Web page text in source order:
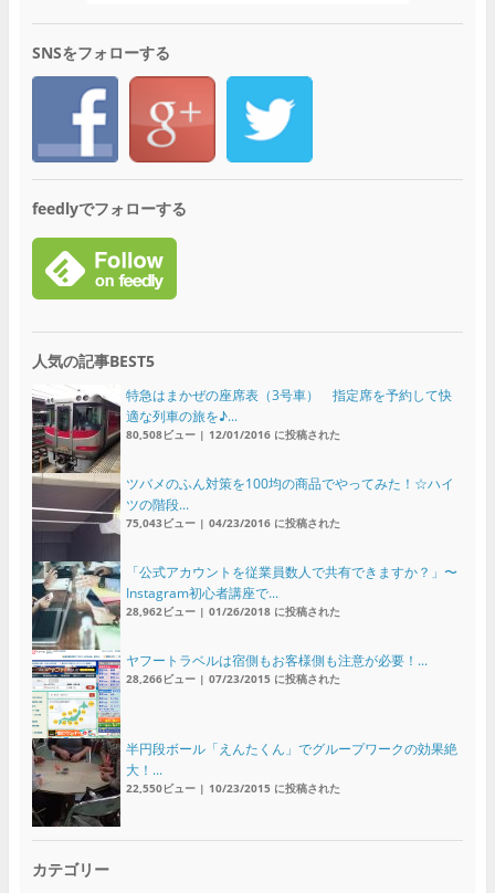
SNSをフォローする
feedlyでフォローする
人気の記事BEST5
特急はまかぜの座席表（3号車） 指定席を予約して快
適な列車の旅を♪...
80,508ビュー| 12/01/2016 に投稿された
ツバメのふん対策を100均の商品でやってみた！☆ハイ
ツの階段...
75,043ビュー| 04/23/2016 に投稿された
「公式アカウントを従業員数人で共有できますか？」〜
Instagram初心者講座で...
28,962ビュー| 01/26/2018 に投稿された
ヤフートラベルは宿側もお客様側も注意が必要！...
28,266ビュー| 07/23/2015 に投稿された
半円段ボール「えんたくん」でグループワークの効果絶
大！...
22,550ビュー| 10/23/2015 に投稿された
カテゴリー